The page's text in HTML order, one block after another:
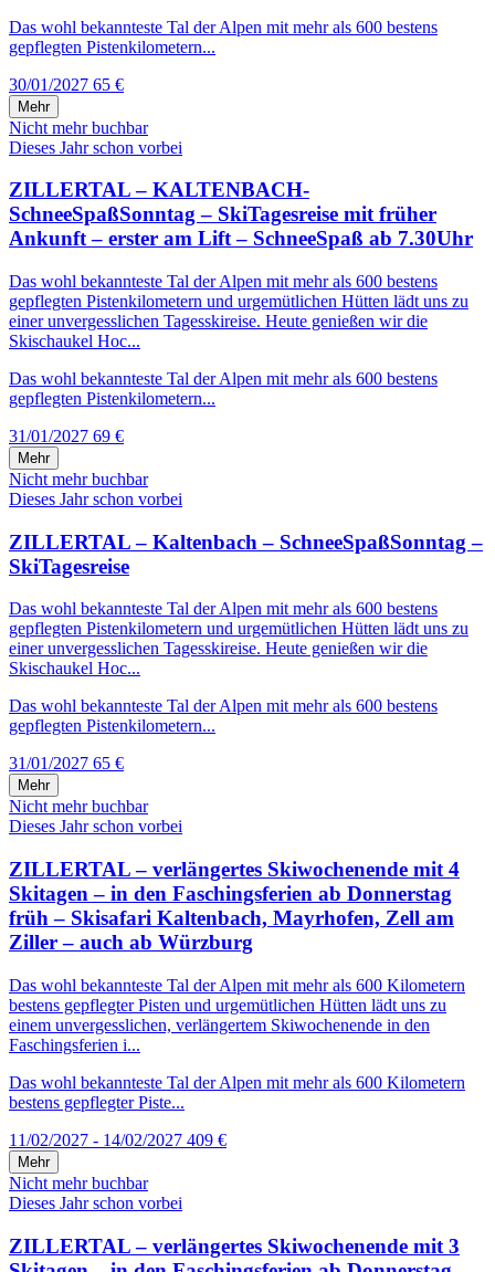
Das wohl bekannteste Tal der Alpen mit mehr als 600 bestens
gepflegten Pistenkilometern...
30/01/2027 65 €
Mehr
Nicht mehr buchbar
Dieses Jahr schon vorbei
ZILLERTAL – KALTENBACH-
SchneeSpaßSonntag – SkiTagesreise mit früher
Ankunft – erster am Lift – SchneeSpaß ab 7.30Uhr
Das wohl bekannteste Tal der Alpen mit mehr als 600 bestens
gepflegten Pistenkilometern und urgemütlichen Hütten lädt uns zu
einer unvergesslichen Tagesskireise. Heute genießen wir die
Skischaukel Hoc...
Das wohl bekannteste Tal der Alpen mit mehr als 600 bestens
gepflegten Pistenkilometern...
31/01/2027 69 €
Mehr
Nicht mehr buchbar
Dieses Jahr schon vorbei
ZILLERTAL – Kaltenbach – SchneeSpaßSonntag –
SkiTagesreise
Das wohl bekannteste Tal der Alpen mit mehr als 600 bestens
gepflegten Pistenkilometern und urgemütlichen Hütten lädt uns zu
einer unvergesslichen Tagesskireise. Heute genießen wir die
Skischaukel Hoc...
Das wohl bekannteste Tal der Alpen mit mehr als 600 bestens
gepflegten Pistenkilometern...
31/01/2027 65 €
Mehr
Nicht mehr buchbar
Dieses Jahr schon vorbei
ZILLERTAL – verlängertes Skiwochenende mit 4
Skitagen – in den Faschingsferien ab Donnerstag
früh – Skisafari Kaltenbach, Mayrhofen, Zell am
Ziller – auch ab Würzburg
Das wohl bekannteste Tal der Alpen mit mehr als 600 Kilometern
bestens gepflegter Pisten und urgemütlichen Hütten lädt uns zu
einem unvergesslichen, verlängertem Skiwochenende in den
Faschingsferien i...
Das wohl bekannteste Tal der Alpen mit mehr als 600 Kilometern
bestens gepflegter Piste...
11/02/2027 - 14/02/2027 409 €
Mehr
Nicht mehr buchbar
Dieses Jahr schon vorbei
ZILLERTAL – verlängertes Skiwochenende mit 3